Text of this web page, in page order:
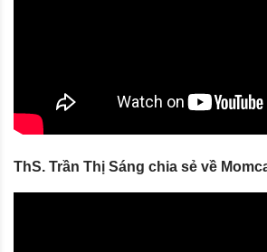
ThS. Trần Thị Sáng chia sẻ về